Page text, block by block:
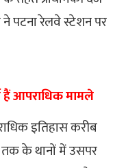
पटना रेलवे स्टेशन पर
हैं आपराध‍िक मामले
इतिहास करीब
तक के थानों में उसपर